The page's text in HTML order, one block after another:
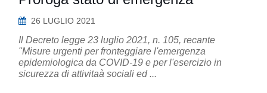
26 LUGLIO 2021
Il Decreto legge 23 luglio 2021, n. 105, recante
"Misure urgenti per fronteggiare l'emergenza
epidemiologica da COVID-19 e per l'esercizio in
sicurezza di attivitaà sociali ed ...